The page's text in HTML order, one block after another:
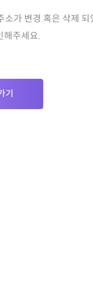
가 변경 혹은 삭제 되
해주세요.
기